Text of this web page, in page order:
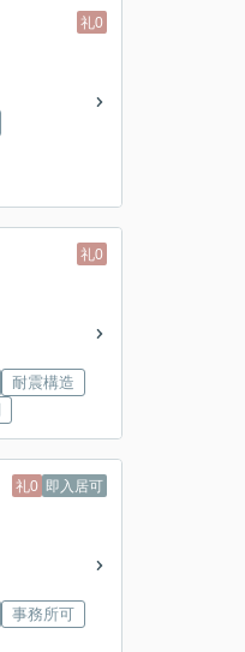
礼0
礼0
耐震構造
礼0 即入居可
事務所可